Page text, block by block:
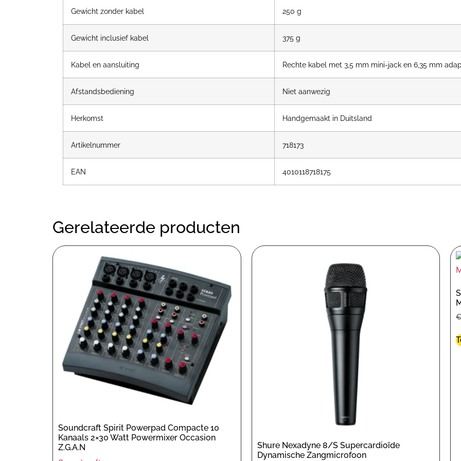
Gewicht zonder kabel 250 g
Gewicht inclusief kabel 375 g
Kabel en aansluiting Rechte kabel met 3,5 mm mini-jack en 6,35 mm
Afstandsbediening Niet aanwezig
Herkomst Handgemaakt in Duitsland
Artikelnummer 718173
EAN 4010118718175
Gerelateerde producten
Soundcraft Spirit Powerpad Compacte 10
Kanaals 2×30 Watt Powermixer Occasion
Z.G.A.N
Shure Nexadyne 8/S Supercardioïde
Dynamische Zangmicrofoon